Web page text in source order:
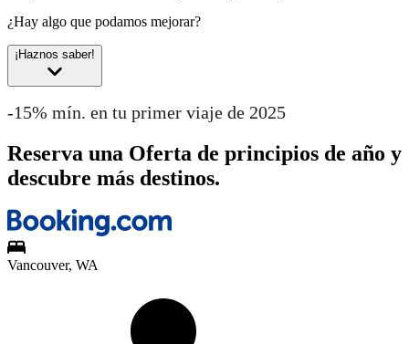
¿Hay algo que podamos mejorar?
¡Haznos saber!
-15% mín. en tu primer viaje de 2025
Reserva una Oferta de principios de año y
descubre más destinos.
Vancouver, WA